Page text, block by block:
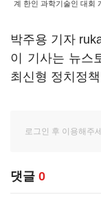
계 한인 과학기술인 대회
박주용 기자
이 기사는 뉴스
최신형 정치정
댓글 0